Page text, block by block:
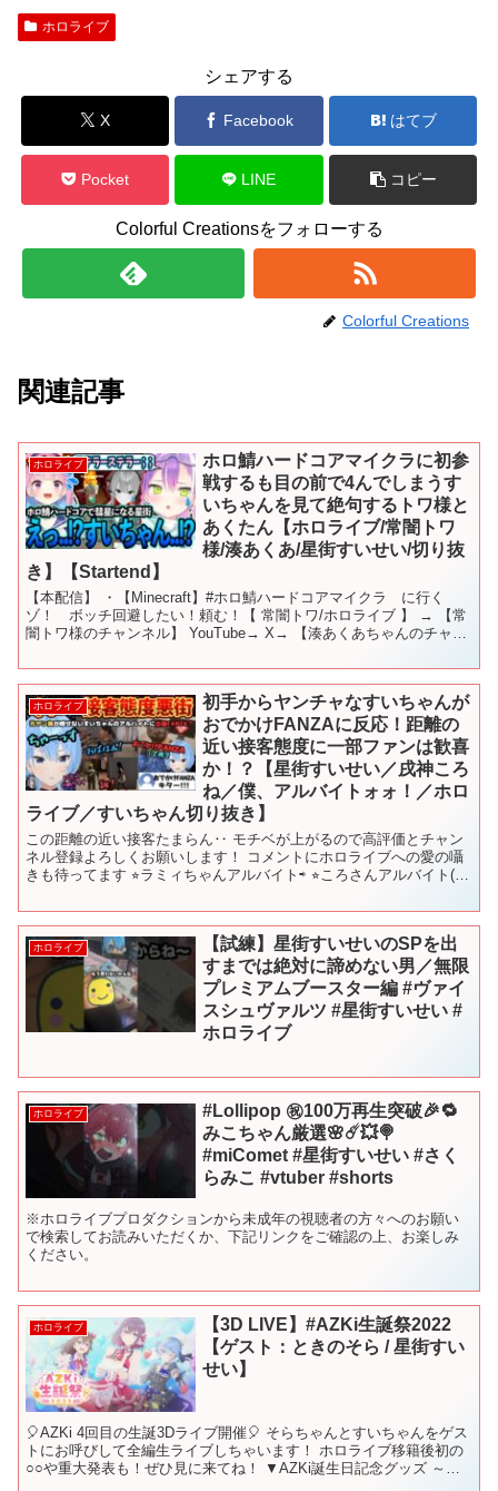
ホロライブ
シェアする
X Facebook はてブ
Pocket LINE コピー
Colorful Creationsをフォローする
Colorful Creations
関連記事
ホロライブ
ホロ鯖ハードコアマイクラに初参
戦するも目の前で4んでしまうす
いちゃんを見て絶句するトワ様と
あくたん【ホロライブ/常闇トワ
様/湊あくあ/星街すいせい/切り抜
き】【Startend】
【本配信】 ・【Minecraft】#ホロ鯖ハードコアマイクラ に行く
ゾ！ ボッチ回避したい！頼む！【 常闇トワ/ホロライブ 】 → 【常
闇トワ様のチャンネル】 YouTube→ X→ 【湊あくあちゃんのチャン
ホロライブ
初手からヤンチャなすいちゃんが
おでかけFANZAに反応！距離の
近い接客態度に一部ファンは歓喜
か！？【星街すいせい／戌神ころ
ね／僕、アルバイトォォ！／ホロ
ライブ／すいちゃん切り抜き】
この距離の近い接客たまらん‥ モチベが上がるので高評価とチャン
ネル登録よろしくお願いします！ コメントにホロライブへの愛の囁
きも待ってます ⭐︎ラミィちゃんアルバイト⇨ ⭐︎ころさんアルバイト(お
ホロライブ
【試練】星街すいせいのSPを出
すまでは絶対に諦めない男／無限
プレミアムブースター編 #ヴァイ
スシュヴァルツ #星街すいせい #
ホロライブ
ホロライブ
#Lollipop ㊗️100万再生突破🎉🔁
みこちゃん厳選🌸☄️💥🍭
#miComet #星街すいせい #さく
らみこ #vtuber #shorts
※ホロライブプロダクションから未成年の視聴者の方々へのお願い
で検索してお読みいただくか、下記リンクをご確認の上、お楽しみ
ください。
ホロライブ
【3D LIVE】#AZKi生誕祭2022
【ゲスト：ときのそら / 星街すい
せい】
🎈AZKi 4回目の生誕3Dライブ開催🎈 そらちゃんとすいちゃんをゲス
トにお呼びして全編生ライブしちゃいます！ ホロライブ移籍後初の
○○や重大発表も！ぜひ見に来てね！ ▼AZKi誕生日記念グッズ ～ 7